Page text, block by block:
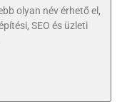
olyan név érhető el,
SEO és üzleti